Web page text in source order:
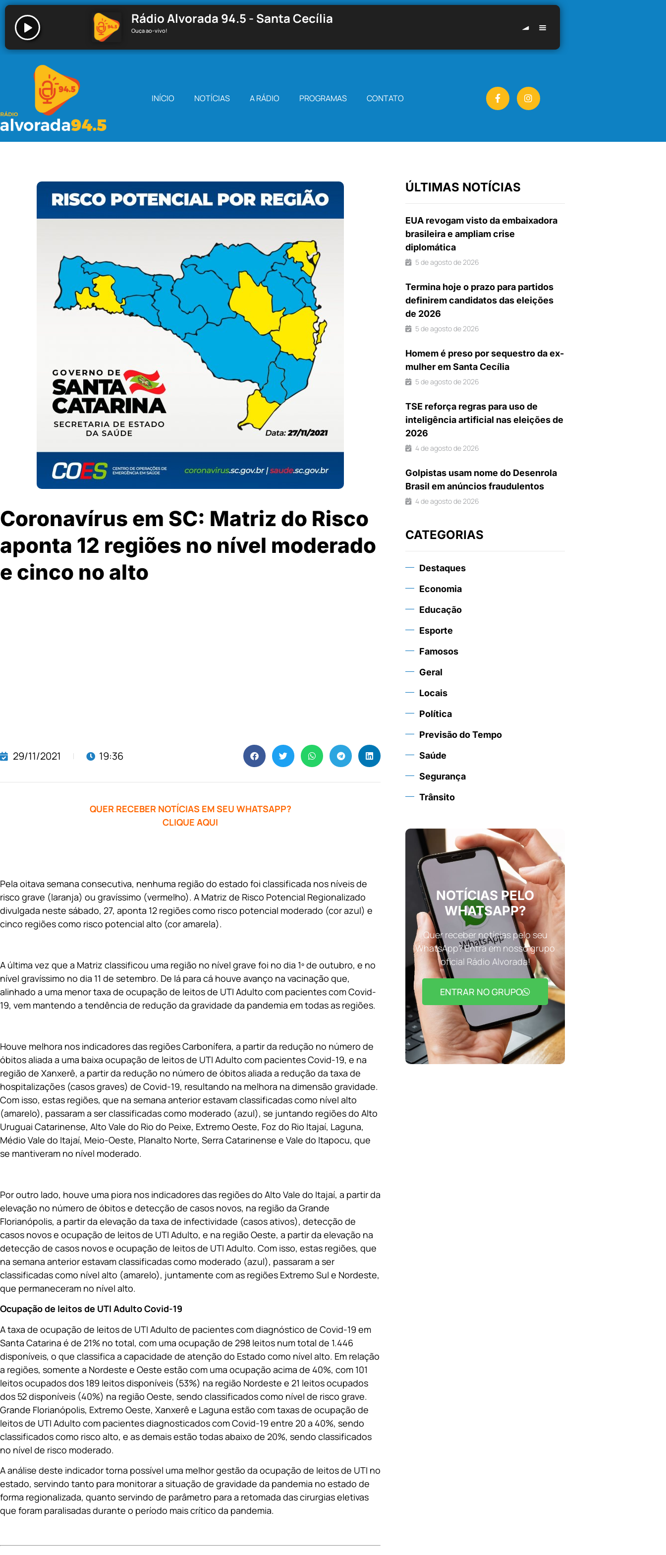
Rádio Alvorada 94.5 - Santa Cecília
Ouça ao-vivo!
Rádio Alvorada 94.5 - Santa Cecília
INÍCIO NOTÍCIAS A RÁDIO PROGRAMAS CONTATO
Coronavírus em SC: Matriz do Risco
aponta 12 regiões no nível moderado
e cinco no alto
29/11/2021 19:36
QUER RECEBER NOTÍCIAS EM SEU WHATSAPP?
CLIQUE AQUI
Pela oitava semana consecutiva, nenhuma região do estado foi classificada nos níveis de
risco grave (laranja) ou gravíssimo (vermelho). A Matriz de Risco Potencial Regionalizado
divulgada neste sábado, 27, aponta 12 regiões como risco potencial moderado (cor azul) e
cinco regiões como risco potencial alto (cor amarela).
A última vez que a Matriz classificou uma região no nível grave foi no dia 1º de outubro, e no
nível gravíssimo no dia 11 de setembro. De lá para cá houve avanço na vacinação que,
alinhado a uma menor taxa de ocupação de leitos de UTI Adulto com pacientes com Covid-
19, vem mantendo a tendência de redução da gravidade da pandemia em todas as regiões.
Houve melhora nos indicadores das regiões Carbonífera, a partir da redução no número de
óbitos aliada a uma baixa ocupação de leitos de UTI Adulto com pacientes Covid-19, e na
região de Xanxerê, a partir da redução no número de óbitos aliada a redução da taxa de
hospitalizações (casos graves) de Covid-19, resultando na melhora na dimensão gravidade.
Com isso, estas regiões, que na semana anterior estavam classificadas como nível alto
(amarelo), passaram a ser classificadas como moderado (azul), se juntando regiões do Alto
Uruguai Catarinense, Alto Vale do Rio do Peixe, Extremo Oeste, Foz do Rio Itajaí, Laguna,
Médio Vale do Itajaí, Meio-Oeste, Planalto Norte, Serra Catarinense e Vale do Itapocu, que
se mantiveram no nível moderado.
Por outro lado, houve uma piora nos indicadores das regiões do Alto Vale do Itajaí, a partir da
elevação no número de óbitos e detecção de casos novos, na região da Grande
Florianópolis, a partir da elevação da taxa de infectividade (casos ativos), detecção de
casos novos e ocupação de leitos de UTI Adulto, e na região Oeste, a partir da elevação na
detecção de casos novos e ocupação de leitos de UTI Adulto. Com isso, estas regiões, que
na semana anterior estavam classificadas como moderado (azul), passaram a ser
classificadas como nível alto (amarelo), juntamente com as regiões Extremo Sul e Nordeste,
que permaneceram no nível alto.
Ocupação de leitos de UTI Adulto Covid-19
A taxa de ocupação de leitos de UTI Adulto de pacientes com diagnóstico de Covid-19 em
Santa Catarina é de 21% no total, com uma ocupação de 298 leitos num total de 1.446
disponíveis, o que classifica a capacidade de atenção do Estado como nível alto. Em relação
a regiões, somente a Nordeste e Oeste estão com uma ocupação acima de 40%, com 101
leitos ocupados dos 189 leitos disponíveis (53%) na região Nordeste e 21 leitos ocupados
dos 52 disponíveis (40%) na região Oeste, sendo classificados como nível de risco grave.
Grande Florianópolis, Extremo Oeste, Xanxerê e Laguna estão com taxas de ocupação de
leitos de UTI Adulto com pacientes diagnosticados com Covid-19 entre 20 a 40%, sendo
classificados como risco alto, e as demais estão todas abaixo de 20%, sendo classificados
no nível de risco moderado.
A análise deste indicador torna possível uma melhor gestão da ocupação de leitos de UTI no
estado, servindo tanto para monitorar a situação de gravidade da pandemia no estado de
forma regionalizada, quanto servindo de parâmetro para a retomada das cirurgias eletivas
que foram paralisadas durante o período mais crítico da pandemia.
ÚLTIMAS NOTÍCIAS
EUA revogam visto da embaixadora
brasileira e ampliam crise
diplomática
5 de agosto de 2026
Termina hoje o prazo para partidos
definirem candidatos das eleições
de 2026
5 de agosto de 2026
Homem é preso por sequestro da ex-
mulher em Santa Cecília
5 de agosto de 2026
TSE reforça regras para uso de
inteligência artificial nas eleições de
2026
4 de agosto de 2026
Golpistas usam nome do Desenrola
Brasil em anúncios fraudulentos
4 de agosto de 2026
CATEGORIAS
Destaques
Economia
Educação
Esporte
Famosos
Geral
Locais
Política
Previsão do Tempo
Saúde
Segurança
Trânsito
NOTÍCIAS PELO
WHATSAPP?
Quer receber notícias pelo seu
WhatsApp? Entra em nosso grupo
oficial Rádio Alvorada!
ENTRAR NO GRUPO